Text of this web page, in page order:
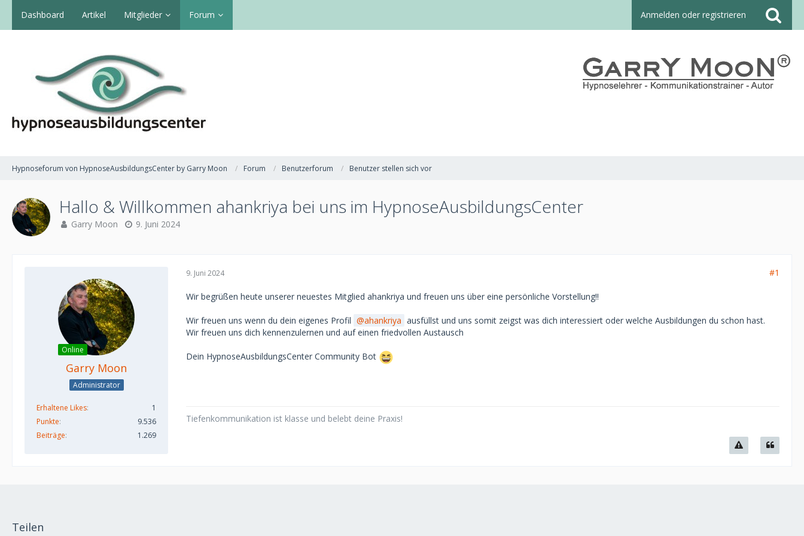
Dashboard Artikel Mitglieder Forum Anmelden oder registrieren
Hypnoseforum von HypnoseAusbildungsCenter by Garry Moon Forum Benutzerforum Benutzer stellen sich vor
Hallo & Willkommen ahankriya bei uns im HypnoseAusbildungsCenter
Garry Moon 9. Juni 2024
Online
Garry Moon
Administrator
Erhaltene Likes
1
Punkte
9.536
Beiträge
1.269
9. Juni 2024 #1
Wir begrüßen heute unserer neuestes Mitglied ahankriya und freuen uns über eine persönliche Vorstellung!!
Wir freuen uns wenn du dein eigenes Profil ahankriya ausfüllst und uns somit zeigst was dich interessiert oder welche Ausbildungen du schon hast.
Wir freuen uns dich kennenzulernen und auf einen friedvollen Austausch
Dein HypnoseAusbildungsCenter Community Bot
Tiefenkommunikation ist klasse und belebt deine Praxis!
Teilen